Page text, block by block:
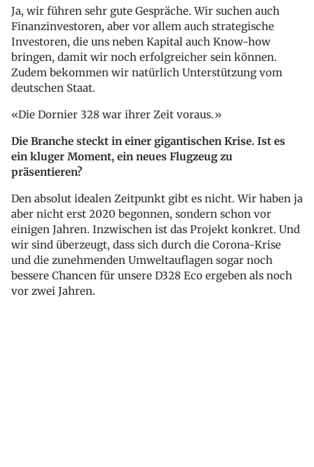
Ja, wir führen sehr gute Gespräche. Wir suchen auch
Finanzinvestoren, aber vor allem auch strategische
Investoren, die uns neben Kapital auch Know-how
bringen, damit wir noch erfolgreicher sein können.
Zudem bekommen wir natürlich Unterstützung vom
deutschen Staat.
Die Dornier 328 war ihrer Zeit voraus.
Die Branche steckt in einer gigantischen Krise. Ist es
ein kluger Moment, ein neues Flugzeug zu
präsentieren?
Den absolut idealen Zeitpunkt gibt es nicht. Wir haben ja
aber nicht erst 2020 begonnen, sondern schon vor
einigen Jahren. Inzwischen ist das Projekt konkret. Und
wir sind überzeugt, dass sich durch die Corona-Krise
und die zunehmenden Umweltauflagen sogar noch
bessere Chancen für unsere D328 Eco ergeben als noch
vor zwei Jahren.